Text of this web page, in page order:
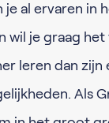
je al ervaren in
wil je graag het
leren dan zijn
Als